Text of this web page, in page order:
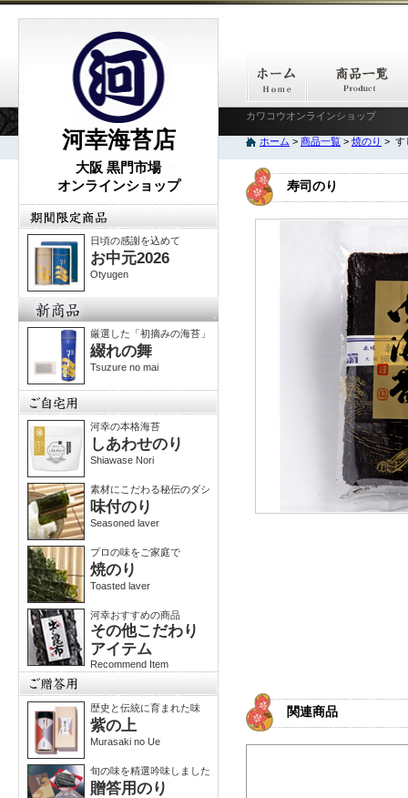
河幸海苔店
大阪 黒門市場
オンラインショップ
日頃の感謝を込めて
お中元2026
Otyugen
厳選した「初摘みの海苔」
綴れの舞
Tsuzure no mai
河幸の本格海苔
しあわせのり
Shiawase Nori
素材にこだわる秘伝のダシ
味付のり
Seasoned laver
プロの味をご家庭で
焼のり
Toasted laver
河幸おすすめの商品
その他こだわり
アイテム
Recommend Item
歴史と伝統に育まれた味
紫の上
Murasaki no Ue
旬の味を精選吟味しました
贈答用のり
カワコウオンラインショップ
ホーム > 商品一覧 > 焼のり > す
寿司のり
関連商品